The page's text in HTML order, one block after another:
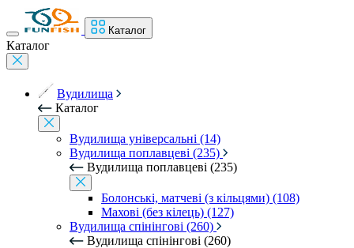
Каталог
Каталог
Вудилища
Каталог
Вудилища універсальні (14)
Вудилища поплавцеві (235)
Вудилища поплавцеві (235)
Болонські, матчеві (з кільцями) (108)
Махові (без кілець) (127)
Вудилища спінінгові (260)
Вудилища спінінгові (260)